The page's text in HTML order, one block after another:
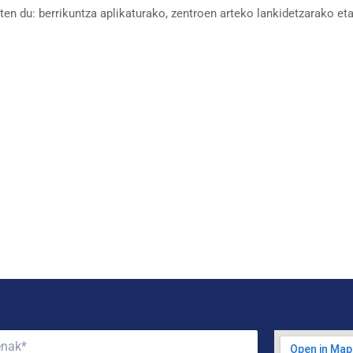
du: berrikuntza aplikaturako, zentroen arteko lankidetzarako